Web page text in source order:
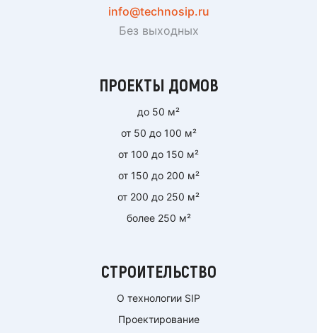
info@technosip.ru
Без выходных
ПРОЕКТЫ ДОМОВ
до 50 м²
от 50 до 100 м²
от 100 до 150 м²
от 150 до 200 м²
от 200 до 250 м²
более 250 м²
СТРОИТЕЛЬСТВО
О технологии SIP
Проектирование